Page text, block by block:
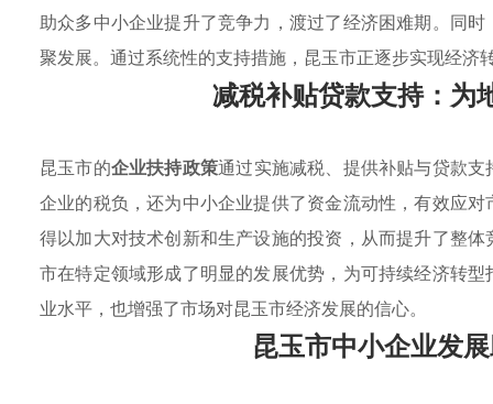
助众多中小企业提升了竞争力，渡过了经济困难期。同
聚发展。通过系统性的支持措施，昆玉市正逐步实现经济
减税补贴贷款支持：为
昆玉市的企业扶持政策通过实施减税、提供补贴与贷款
企业的税负，还为中小企业提供了资金流动性，有效应
得以加大对技术创新和生产设施的投资，从而提升了整
市在特定领域形成了明显的发展优势，为可持续经济转
业水平，也增强了市场对昆玉市经济发展的信心。
昆玉市中小企业发